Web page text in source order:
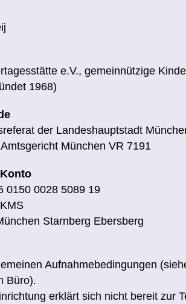
e.V., ge­mein­nüt­zi­ge
1968)
der Lan­des­haupt­stadt
Mün­chen VR 7191
0150 0028 5089 19
Starn­berg Ebersberg
Auf­nah­me­be­din­gun­gen
Büro).
er­klärt sich nicht be­reit zur